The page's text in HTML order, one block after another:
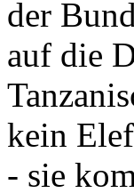
der
auf die
kein
- sie